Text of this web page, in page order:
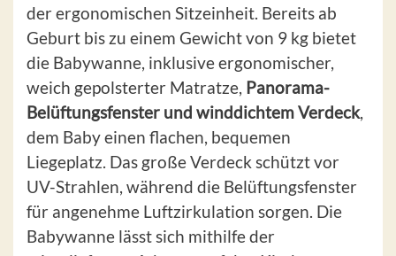
der ergonomischen Sitzeinheit. Bereits ab
Geburt bis zu einem Gewicht von 9 kg bietet
die Babywanne, inklusive ergonomischer,
weich gepolsterter Matratze, Panorama-
Belüftungsfenster und winddichtem Verdeck,
dem Baby einen flachen, bequemen
Liegeplatz. Das große Verdeck schützt vor
UV-Strahlen, während die Belüftungsfenster
für angenehme Luftzirkulation sorgen. Die
Babywanne lässt sich mithilfe der